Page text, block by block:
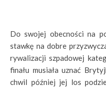
Do swojej obecności na
stawkę na dobre
rywalizacji szpadowej
finału musiała uznać
chwil później jej los